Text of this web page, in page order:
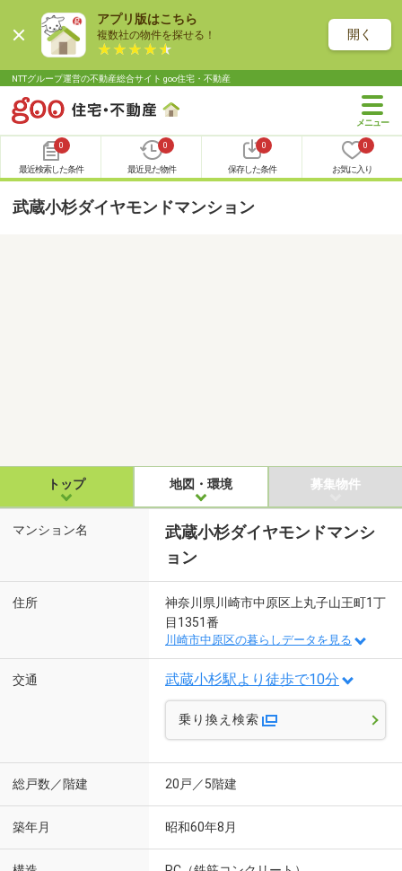
アプリ版はこちら
複数社の物件を探せる！ 開く
NTTグループ運営の不動産総合サイト goo住宅・不動産
0
最近検索した条件
0
最近見た物件
0
保存した条件
0
お気に入り
武蔵小杉ダイヤモンドマンション
トップ 地図・環境 募集物件
マンション名
武蔵小杉ダイヤモンドマンシ
ョン
住所
神奈川県川崎市中原区上丸子山王町1丁
目1351番
川崎市中原区の暮らしデータを見る
交通 武蔵小杉駅より徒歩で10分
乗り換え検索
総戸数／階建 20戸／5階建
築年月 昭和60年8月